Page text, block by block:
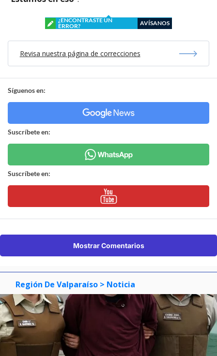
¿ENCONTRASTE UN
ERROR?
AVÍSANOS
Revisa nuestra página de correcciones
Síguenos en:
Suscríbete en:
Suscríbete en:
Mostrar Comentarios
Región De Valparaíso > Noticia